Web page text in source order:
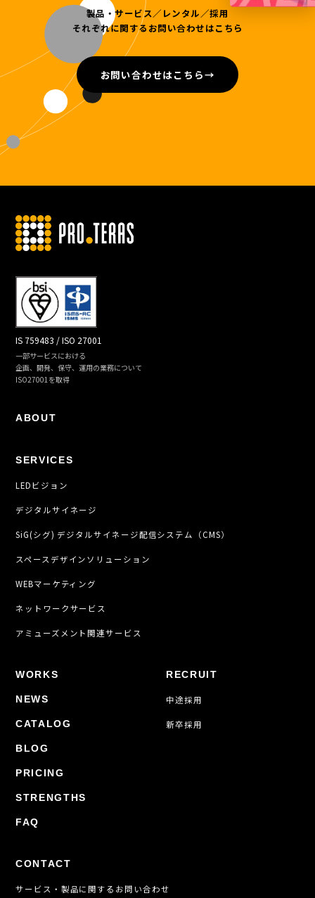
製品・サービス／レンタル／採用
それぞれに関するお問い合わせはこちら
お問い合わせはこちら→
IS 759483 / ISO 27001
一部サービスにおける
企画、開発、保守、運用の業務について
ISO27001を取得
ABOUT
SERVICES
LEDビジョン
デジタルサイネージ
SiG(シグ) デジタルサイネージ配信システム（CMS）
スペースデザインソリューション
WEBマーケティング
ネットワークサービス
アミューズメント関連サービス
WORKS
NEWS
CATALOG
BLOG
PRICING
STRENGTHS
FAQ
RECRUIT
中途採用
新卒採用
CONTACT
サービス・製品に関するお問い合わせ